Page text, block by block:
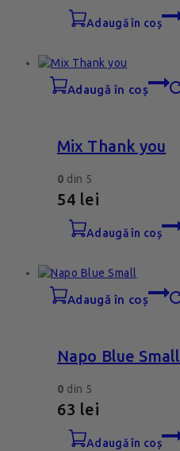
adaugă în coș
adaugă în coș
Mix Thank you
0 din 5
54 lei
adaugă în coș
adaugă în coș
Napo Blue Small
0 din 5
63 lei
adaugă în coș